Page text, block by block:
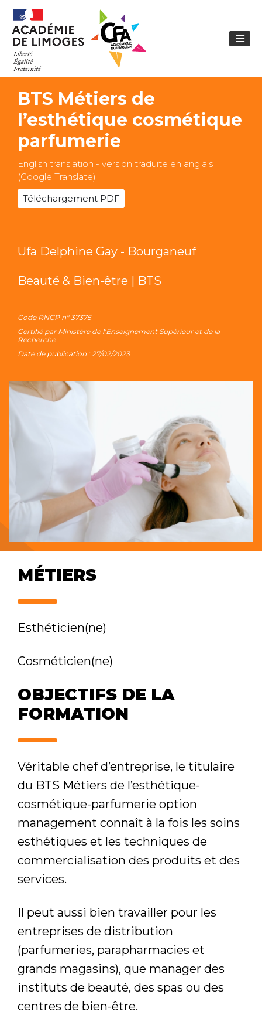
BTS Métiers de
l’esthétique cosmétique
parfumerie
English translation - version traduite en anglais
(Google Translate)
Téléchargement PDF
Ufa Delphine Gay - Bourganeuf
Beauté & Bien-être | BTS
Code RNCP n° 37375
Certifié par Ministère de l’Enseignement Supérieur et de la
Recherche
Date de publication : 27/02/2023
MÉTIERS
Esthéticien(ne)
Cosméticien(ne)
OBJECTIFS DE LA
FORMATION
Véritable chef d’entreprise, le titulaire
du BTS Métiers de l’esthétique-
cosmétique-parfumerie option
management connaît à la fois les soins
esthétiques et les techniques de
commercialisation des produits et des
services.
Il peut aussi bien travailler pour les
entreprises de distribution
(parfumeries, parapharmacies et
grands magasins), que manager des
instituts de beauté, des spas ou des
centres de bien-être.